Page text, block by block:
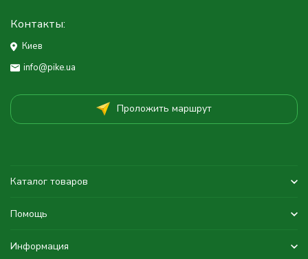
Контакты:
Киев
info@pike.ua
Проложить маршрут
Каталог товаров
Помощь
Информация